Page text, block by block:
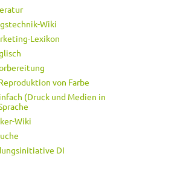
Wiki
Lexikon
von Farbe
(Druck und Medien in
Wiki
DI